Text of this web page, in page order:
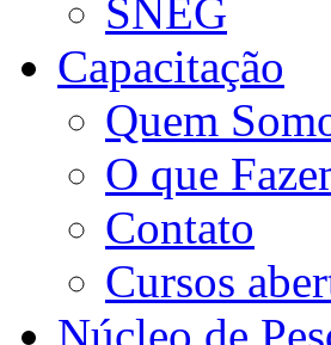
SNEG
Capacitação
Quem
O que
Contato
Cursos
Núcleo de